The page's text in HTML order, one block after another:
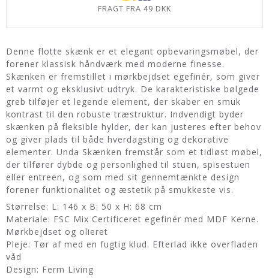
FRAGT FRA 49 DKK
Denne flotte skænk er et elegant opbevaringsmøbel, der
forener klassisk håndværk med moderne finesse.
Skænken er fremstillet i mørkbejdset egefinér, som giver
et varmt og eksklusivt udtryk. De karakteristiske bølgede
greb tilføjer et legende element, der skaber en smuk
kontrast til den robuste træstruktur. Indvendigt byder
skænken på fleksible hylder, der kan justeres efter behov
og giver plads til både hverdagsting og dekorative
elementer. Unda Skænken fremstår som et tidløst møbel,
der tilfører dybde og personlighed til stuen, spisestuen
eller entreen, og som med sit gennemtænkte design
forener funktionalitet og æstetik på smukkeste vis.
Størrelse: L: 146 x B: 50 x H: 68 cm
Materiale: FSC Mix Certificeret egefinér med MDF Kerne.
Mørkbejdset og olieret
Pleje: Tør af med en fugtig klud. Efterlad ikke overfladen
våd
Design: Ferm Living